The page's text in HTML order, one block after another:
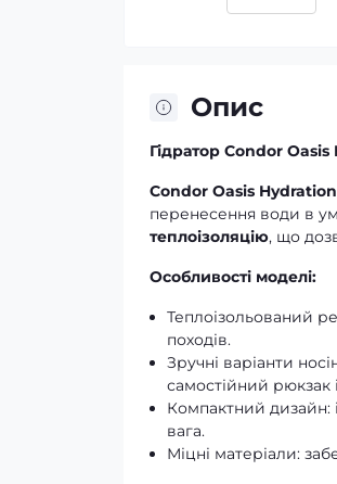
Опис
Гідратор Condor
Condor Oasis
перенесення води в
теплоізоляцію, що
Особливості моделі:
Теплоізольований
походів.
Зручні варіанти
самостійний рюкзак
Компактний дизайн:
вага.
Міцні матеріали: